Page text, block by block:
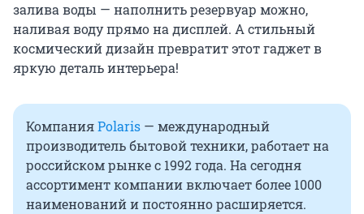
залива воды — наполнить резервуар можно,
наливая воду прямо на дисплей. А стильный
космический дизайн превратит этот гаджет в
яркую деталь интерьера!
КомпанияPolaris — международный
производитель бытовой техники, работает на
российском рынке с 1992 года. На сегодня
ассортимент компании включает более 1000
наименований и постоянно расширяется.